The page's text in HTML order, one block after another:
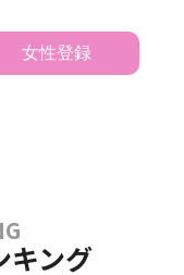
女性登録
キング